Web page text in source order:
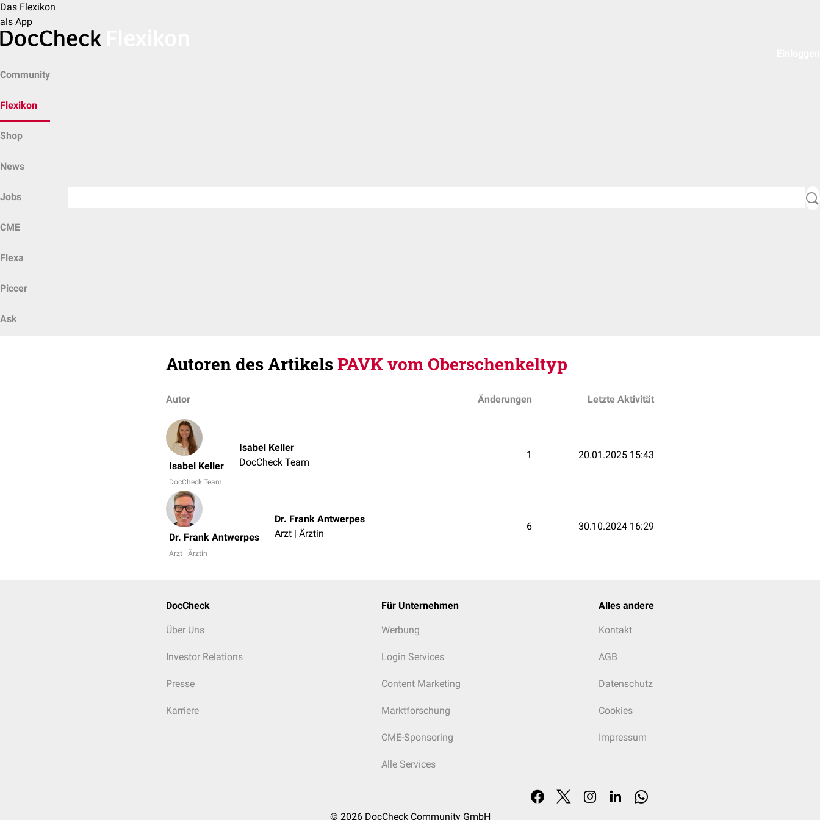
Das Flexikon
als App
Community
Flexikon
Shop
News
Jobs
CME
Flexa
Piccer
Ask
Autoren des ArtikelsPAVK vom Oberschenkeltyp
Autor Änderungen Letzte Aktivität
Isabel Keller
DocCheck Team
Isabel Keller
DocCheck Team
1 20.01.2025 15:43
Dr. Frank Antwerpes
Arzt | Ärztin
Dr. Frank Antwerpes
Arzt | Ärztin
6 30.10.2024 16:29
DocCheck
Über Uns
Investor Relations
Presse
Karriere
Für Unternehmen
Werbung
Login Services
Content Marketing
Marktforschung
CME-Sponsoring
Alle Services
Alles andere
Kontakt
AGB
Datenschutz
Cookies
Impressum
© 2026 DocCheck Community GmbH